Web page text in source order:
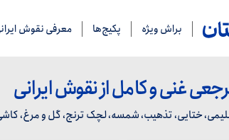
براش ویژه پکیج‌ها معرفی نقوش
غنی و کامل از نقوش ایرانی
ختایی، تذهیب، شمسه، لچک ترنج، گل و مرغ،